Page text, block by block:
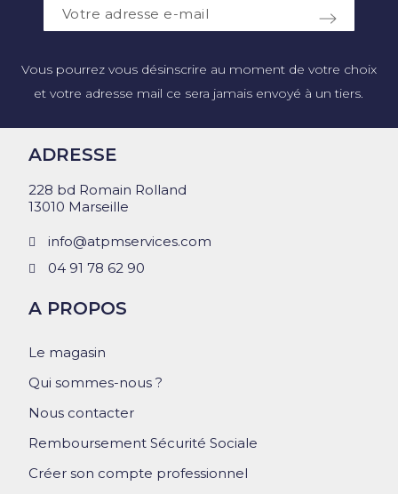
Vous pourrez vous désinscrire au moment de votre choix
et votre adresse mail ce sera jamais envoyé à un tiers.
ADRESSE
228 bd Romain Rolland
13010 Marseille
info@atpmservices.com
04 91 78 62 90
A PROPOS
Le magasin
Qui sommes-nous ?
Nous contacter
Remboursement Sécurité Sociale
Créer son compte professionnel